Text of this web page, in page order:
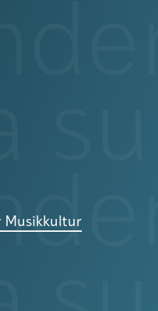
Musikkultur